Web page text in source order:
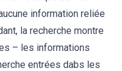
information reliée
la recherche montre
– les informations
entrées dabs les